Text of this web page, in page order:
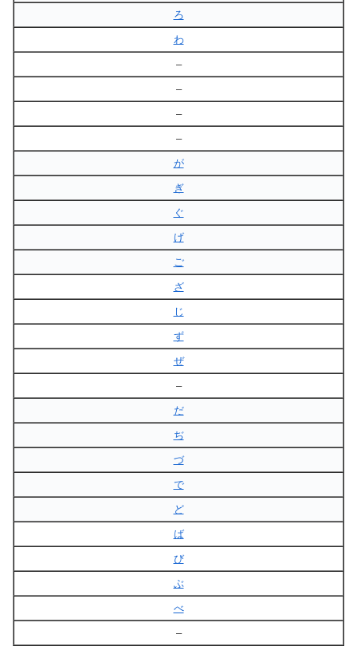
ろ
わ
–
–
–
–
が
ぎ
ぐ
げ
ご
ざ
じ
ず
ぜ
–
だ
ぢ
づ
で
ど
ば
び
ぶ
べ
–